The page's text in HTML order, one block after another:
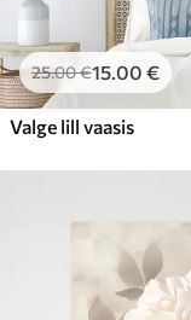
25.00€15.00 €
Valge lill vaasis